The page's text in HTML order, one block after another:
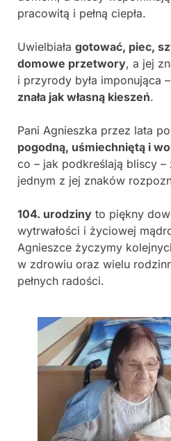
pracowitą i pełną ciepła.
Uwielbiała gotować, piec,
domowe przetwory, a jej
i przyrody była imponująca –
znała jak własną kieszeń.
Pani Agnieszka przez lata
pogodną, uśmiechniętą i
co – jak podkreślają bliscy –
jednym z jej znaków
104. urodziny to piękny
wytrwałości i życiowej
Agnieszce życzymy
w zdrowiu oraz wielu
pełnych radości.